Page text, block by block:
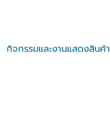
กิจกรรมและงานแสดงสินค้า